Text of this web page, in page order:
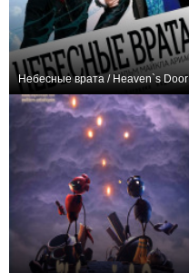
Небесные врата / Heaven`s Door